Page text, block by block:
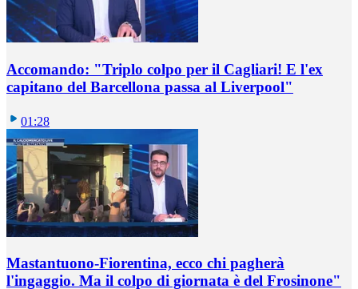
Accomando: "Triplo colpo per il Cagliari! E l'ex
capitano del Barcellona passa al Liverpool"
01:28
Mastantuono-Fiorentina, ecco chi pagherà
l'ingaggio. Ma il colpo di giornata è del Frosinone"